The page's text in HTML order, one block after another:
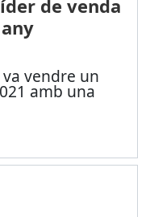
de venda
vendre un
amb una